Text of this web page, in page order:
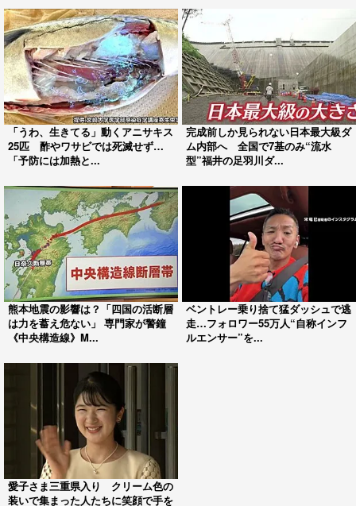
「うわ、生きてる」動くアニサキス
25匹 酢やワサビでは死滅せず…
「予防には加熱と...
完成前しか見られない日本最大級ダ
ム内部へ 全国で7基のみ“流水
型”福井の足羽川ダ...
熊本地震の影響は？「四国の活断層
は力を蓄え危ない」 専門家が警鐘
《中央構造線》M...
ベントレー乗り捨て猛ダッシュで逃
走…フォロワー55万人“自称インフ
ルエンサー”を...
愛子さま三重県入り クリーム色の
装いで集まった人たちに笑顔で手を